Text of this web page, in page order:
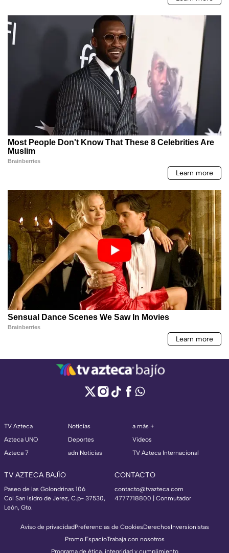
TV Azteca
Azteca UNO
Azteca 7
Noticias
Deportes
adn Noticias
a más +
Videos
TV Azteca Internacional
TV AZTECA BAJÍO
Paseo de las Golondrinas 106
Col San Isidro de Jerez, C.p- 37530,
León, Gto.
CONTACTO
contacto@tvazteca.com
4777718800 | Conmutador
Aviso de privacidadPreferencias de CookiesDerechosInversionistas
Promo EspacioTrabaja con nosotros